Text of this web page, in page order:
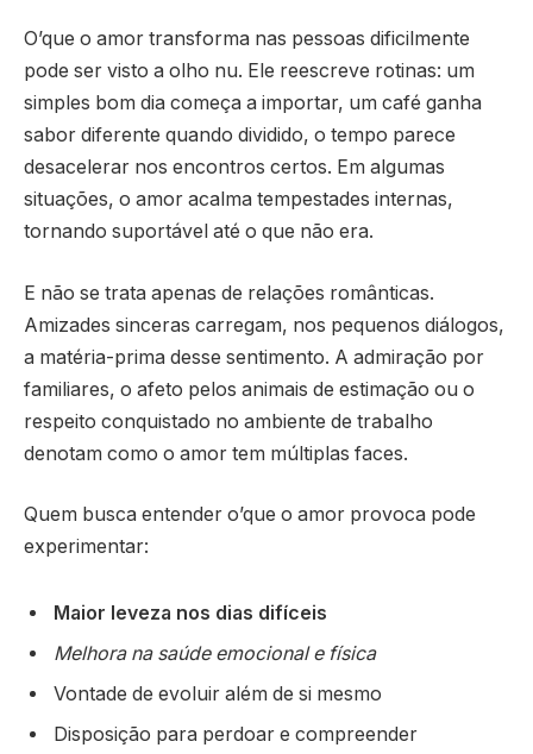
O’que o amor transforma nas pessoas dificilmente
pode ser visto a olho nu. Ele reescreve rotinas: um
simples bom dia começa a importar, um café ganha
sabor diferente quando dividido, o tempo parece
desacelerar nos encontros certos. Em algumas
situações, o amor acalma tempestades internas,
tornando suportável até o que não era.
E não se trata apenas de relações românticas.
Amizades sinceras carregam, nos pequenos diálogos,
a matéria-prima desse sentimento. A admiração por
familiares, o afeto pelos animais de estimação ou o
respeito conquistado no ambiente de trabalho
denotam como o amor tem múltiplas faces.
Quem busca entender o’que o amor provoca pode
experimentar:
Maior leveza nos dias difíceis
Melhora na saúde emocional e física
Vontade de evoluir além de si mesmo
Disposição para perdoar e compreender